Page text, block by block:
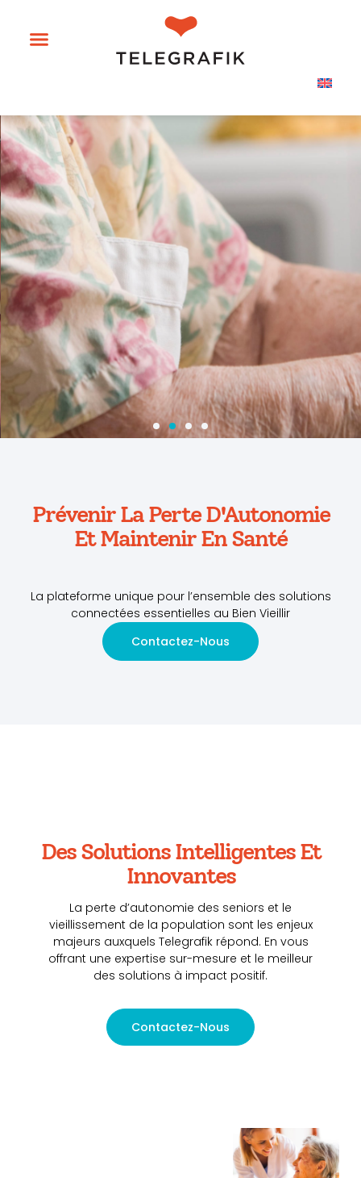
Et Maintenir En Santé
Prévenir La Perte D'Autonomie
Et Maintenir En Santé
La plateforme unique pour l’ensemble des solutions
connectées essentielles au Bien Vieillir
Contactez-Nous
Des Solutions Intelligentes Et
Innovantes
La perte d’autonomie des seniors et le
vieillissement de la population sont les enjeux
majeurs auxquels Telegrafik répond. En vous
offrant une expertise sur-mesure et le meilleur
des solutions à impact positif.
Contactez-Nous